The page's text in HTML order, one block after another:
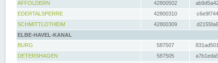
AFFOLDERN
42800502
EDERTALSPERRE
42800310
SCHMITTLOTHEIM
42800309
ELBE-HAVEL-KANAL
BURG
587507
DETERSHAGEN
587505